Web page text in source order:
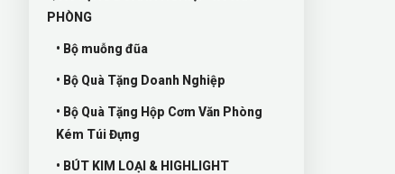
PHÒNG
• Bộ muỗng đũa
• Bộ Quà Tặng Doanh Nghiệp
• Bộ Quà Tặng Hộp Cơm Văn Phòng
Kém Túi Đựng
• BÚT KIM LOẠI & HIGHLIGHT